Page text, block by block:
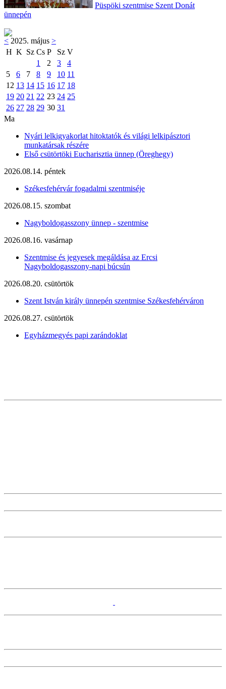
Püspöki szentmise Szent Donát
ünnepén
< 2025. május >
H K Sz Cs P Sz V
1
2 3
4
5
6 7 8 9 10 11
12 13 14 15 16 17 18
19 20 21 22 23 24 25
26 27 28 29 30 31
Ma
Nyári lelkigyakorlat hitoktatók és világi lelkipásztori
munkatársak részére
Első csütörtöki Eucharisztia ünnep (Öreghegy)
2026.08.14. péntek
Székesfehérvár fogadalmi szentmiséje
2026.08.15. szombat
Nagyboldogasszony ünnep - szentmise
2026.08.16. vasárnap
Szentmise és jegyesek megáldása az Ercsi
Nagyboldogasszony-napi búcsún
2026.08.20. csütörtök
Szent István király ünnepén szentmise Székesfehérváron
2026.08.27. csütörtök
Egyházmegyés papi zarándoklat